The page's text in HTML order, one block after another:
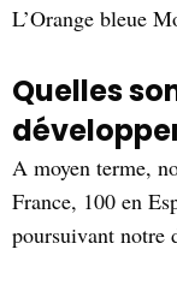
L’Orange bleue
Quelles
A moyen terme,
France, 100 en
poursuivant notre